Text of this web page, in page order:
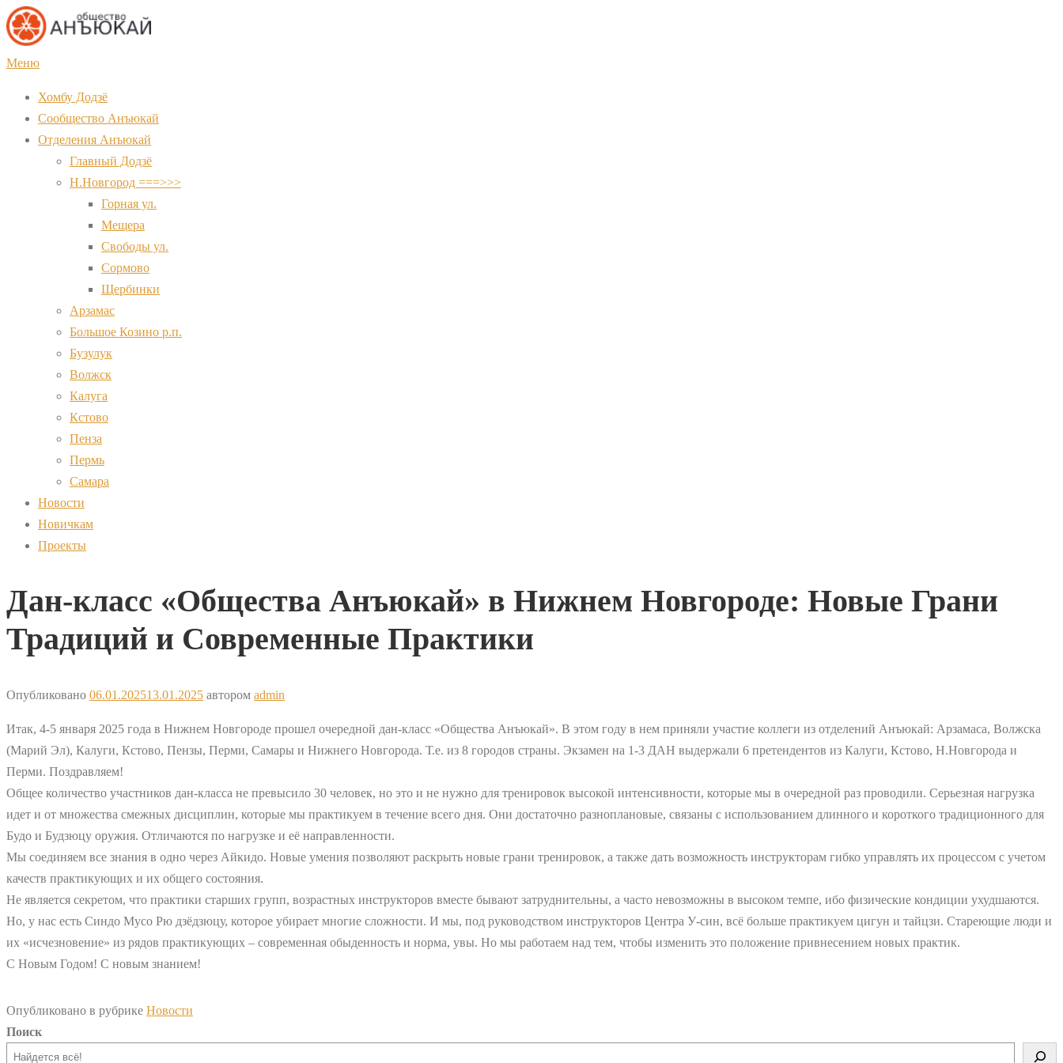
Перейти
к
содержимому
Меню
Хомбу Додзё
Сообщество Анъюкай
Отделения Анъюкай
Главный Додзё
Н.Новгород ===>>>
Горная ул.
Мещера
Свободы ул.
Сормово
Щербинки
Арзамас
Большое Козино р.п.
Бузулук
Волжск
Калуга
Кстово
Пенза
Пермь
Самара
Новости
Новичкам
Проекты
Дан-класс «Общества Анъюкай» в Нижнем Новгороде: Новые Грани
Традиций и Современные Практики
Опубликовано 06.01.202513.01.2025 автором admin
Итак, 4-5 января 2025 года в Нижнем Новгороде прошел очередной дан-класс «Общества Анъюкай». В этом году в нем приняли участие коллеги из отделений Анъюкай: Арзамаса, Волжска
(Марий Эл), Калуги, Кстово, Пензы, Перми, Самары и Нижнего Новгорода. Т.е. из 8 городов страны. Экзамен на 1-3 ДАН выдержали 6 претендентов из Калуги, Кстово, Н.Новгорода и
Перми. Поздравляем!
Общее количество участников дан-класса не превысило 30 человек, но это и не нужно для тренировок высокой интенсивности, которые мы в очередной раз проводили. Серьезная нагрузка
идет и от множества смежных дисциплин, которые мы практикуем в течение всего дня. Они достаточно разноплановые, связаны с использованием длинного и короткого традиционного для
Будо и Будзюцу оружия. Отличаются по нагрузке и её направленности.
Мы соединяем все знания в одно через Айкидо. Новые умения позволяют раскрыть новые грани тренировок, а также дать возможность инструкторам гибко управлять их процессом с учетом
качеств практикующих и их общего состояния.
Не является секретом, что практики старших групп, возрастных инструкторов вместе бывают затруднительны, а часто невозможны в высоком темпе, ибо физические кондиции ухудшаются.
Но, у нас есть Синдо Мусо Рю дзёдзюцу, которое убирает многие сложности. И мы, под руководством инструкторов Центра У-син, всё больше практикуем цигун и тайцзи. Стареющие люди и
их «исчезновение» из рядов практикующих – современная обыденность и норма, увы. Но мы работаем над тем, чтобы изменить это положение привнесением новых практик.
С Новым Годом! С новым знанием!
Опубликовано в рубрике Новости
Поиск